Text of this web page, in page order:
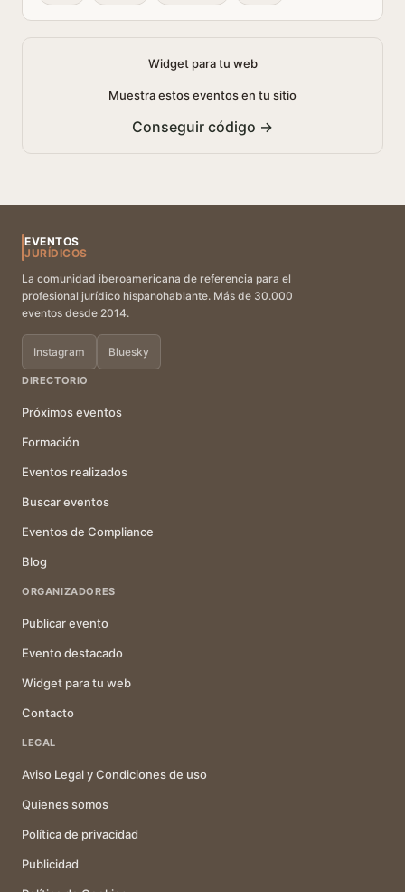
Widget para tu web
Muestra estos eventos en tu sitio
Conseguir código →
EVENTOS
JURÍDICOS
La comunidad iberoamericana de referencia para el
profesional jurídico hispanohablante. Más de 30.000
eventos desde 2014.
Instagram Bluesky
DIRECTORIO
Próximos eventos
Formación
Eventos realizados
Buscar eventos
Eventos de Compliance
Blog
ORGANIZADORES
Publicar evento
Evento destacado
Widget para tu web
Contacto
LEGAL
Aviso Legal y Condiciones de uso
Quienes somos
Política de privacidad
Publicidad